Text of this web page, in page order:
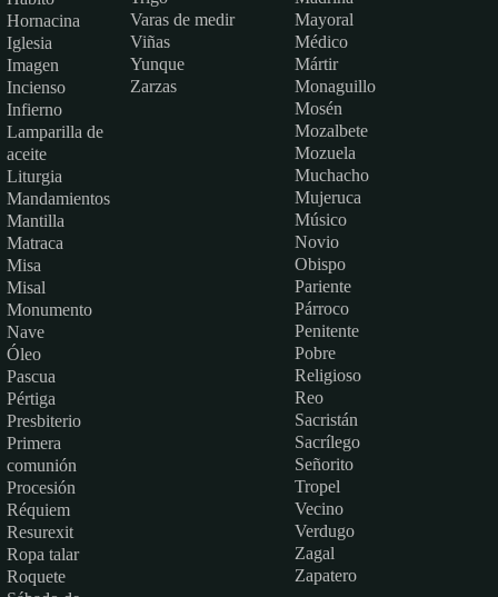
Hornacina
Iglesia
Imagen
Incienso
Infierno
Lamparilla de
aceite
Liturgia
Mandamientos
Mantilla
Matraca
Misa
Misal
Monumento
Nave
Óleo
Pascua
Pértiga
Presbiterio
Primera
comunión
Procesión
Réquiem
Resurexit
Ropa talar
Roquete
Varas de medir
Viñas
Yunque
Zarzas
Mayoral
Médico
Mártir
Monaguillo
Mosén
Mozalbete
Mozuela
Muchacho
Mujeruca
Músico
Novio
Obispo
Pariente
Párroco
Penitente
Pobre
Religioso
Reo
Sacristán
Sacrílego
Señorito
Tropel
Vecino
Verdugo
Zagal
Zapatero